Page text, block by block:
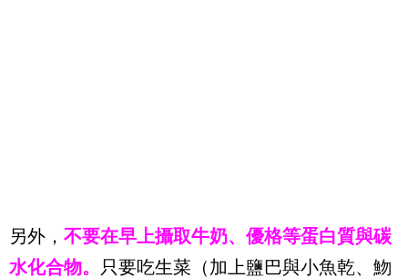
另外， 不要在早上攝取牛奶、優格等蛋白質與碳
水化合物。
只要吃生菜（加上鹽巴與小魚乾、魩